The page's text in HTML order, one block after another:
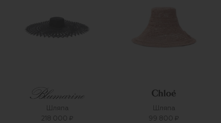
Шляпа
218 000 ₽
Шляпа
99 800 ₽